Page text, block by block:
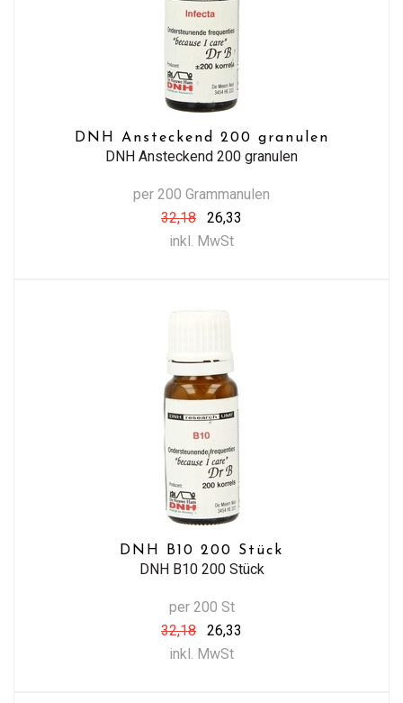
DNH Ansteckend 200 granulen
DNH Ansteckend 200 granulen
per 200 Grammanulen
32,18
26,33
inkl. MwSt
DNH B10 200 Stück
DNH B10 200 Stück
per 200 St
32,18
26,33
inkl. MwSt